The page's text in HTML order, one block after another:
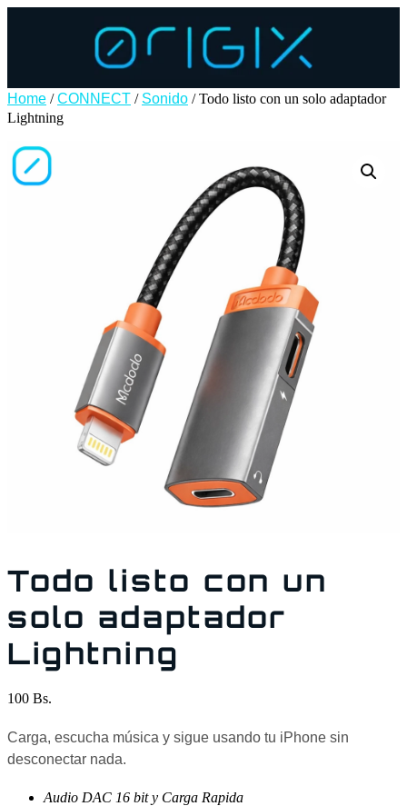
Home /CONNECT / Sonido / Todo listo con un solo adaptador
Lightning
Todo listo con un
solo adaptador
Lightning
100 Bs.
Carga, escucha música y sigue usando tu iPhone sin
desconectar nada.
Audio DAC 16 bit y Carga Rapida